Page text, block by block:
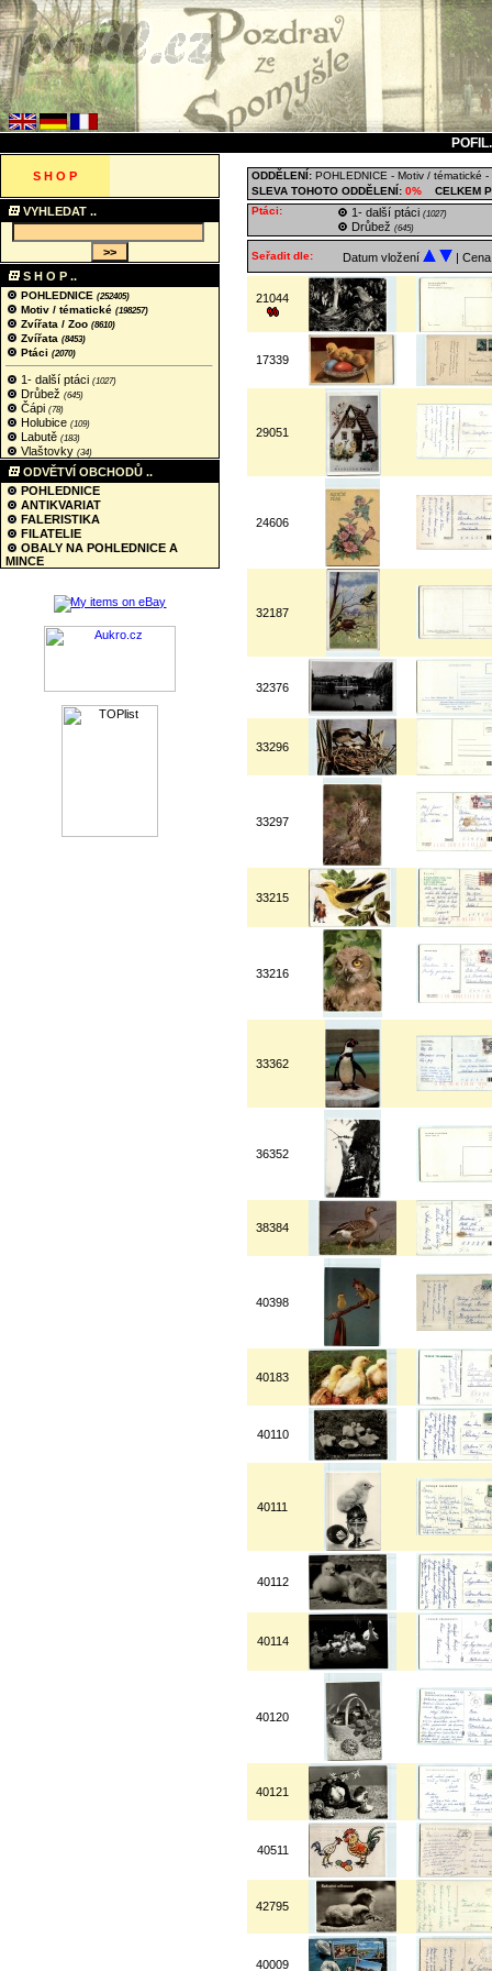
S H O P
VYHLEDAT ..
S H O P ..
POHLEDNICE (252405)
Motiv / tématické (198257)
Zvířata / Zoo (8610)
Zvířata (8453)
Ptáci (2070)
1- další ptáci (1027)
Drůbež (645)
Čápi (78)
Holubice (109)
Labutě (183)
Vlaštovky (34)
ODVĚTVÍ OBCHODŮ ..
POHLEDNICE
ANTIKVARIAT
FALERISTIKA
FILATELIE
OBALY NA POHLEDNICE A
MINCE
ODDĚLENÍ: POHLEDNICE - Motiv / tématické -
SLEVA TOHOTO ODDĚLENÍ: 0%
CELKEM
Ptáci:
1- další ptáci (1027)
Drůbež (645)
Seřadit dle: Datum vložení |
21044
17339
29051
24606
32187
32376
33296
33297
33215
33216
33362
36352
38384
40398
40183
40110
40111
40112
40114
40120
40121
40511
42795
40009